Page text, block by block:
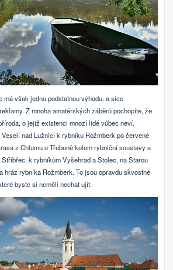
má však jednu podstatnou výhodu, a sice
Z mnoha amatérských záběrů pochopíte, že
o jejíž existenci mnozí lidé vůbec neví.
nad Lužnicí k rybníku Rožmberk po červené
z Chlumu u Třeboně kolem rybniční soustavy a
k rybníkům Vyšehrad a Stolec, na Starou
hráz rybníka Rožmberk. To jsou opravdu skvostné
byste si neměli nechat ujít.